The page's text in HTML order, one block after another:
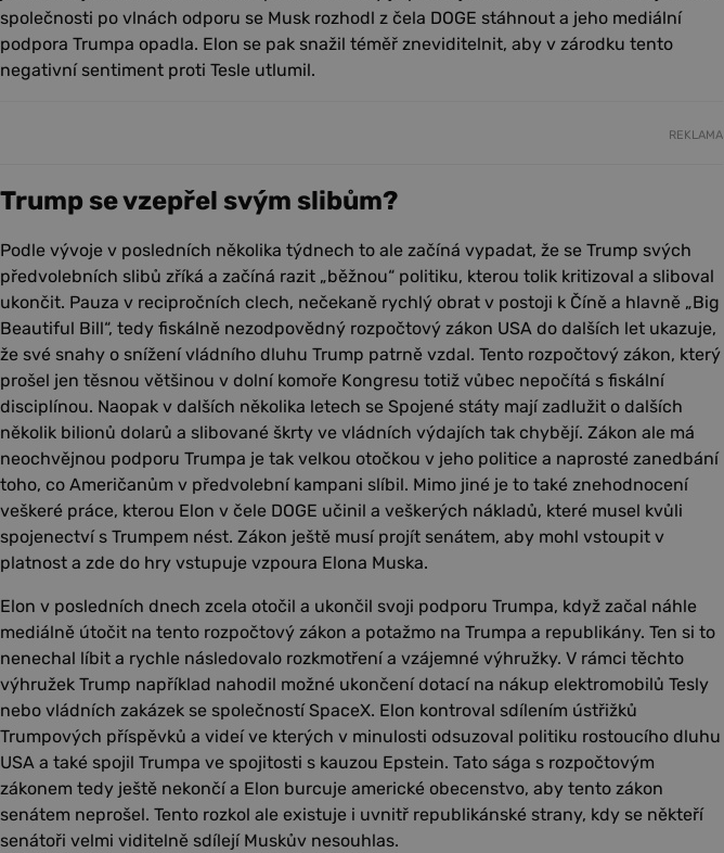
společnosti po vlnách odporu se Musk rozhodl z čela DOGE stáhnout a jeho mediální
podpora Trumpa opadla. Elon se pak snažil téměř zneviditelnit, aby v zárodku tento
negativní sentiment proti Tesle utlumil.
REKLAMA
Trump se vzepřel svým slibům?
Podle vývoje v posledních několika týdnech to ale začíná vypadat, že se Trump svých
předvolebních slibů zříká a začíná razit „běžnou“ politiku, kterou tolik kritizoval a sliboval
ukončit. Pauza v recipročních clech, nečekaně rychlý obrat v postoji k Číně a hlavně „Big
Beautiful Bill“, tedy fiskálně nezodpovědný rozpočtový zákon USA do dalších let ukazuje,
že své snahy o snížení vládního dluhu Trump patrně vzdal. Tento rozpočtový zákon, který
prošel jen těsnou většinou v dolní komoře Kongresu totiž vůbec nepočítá s fiskální
disciplínou. Naopak v dalších několika letech se Spojené státy mají zadlužit o dalších
několik bilionů dolarů a slibované škrty ve vládních výdajích tak chybějí. Zákon ale má
neochvějnou podporu Trumpa je tak velkou otočkou v jeho politice a naprosté zanedbání
toho, co Američanům v předvolební kampani slíbil. Mimo jiné je to také znehodnocení
veškeré práce, kterou Elon v čele DOGE učinil a veškerých nákladů, které musel kvůli
spojenectví s Trumpem nést. Zákon ještě musí projít senátem, aby mohl vstoupit v
platnost a zde do hry vstupuje vzpoura Elona Muska.
Elon v posledních dnech zcela otočil a ukončil svoji podporu Trumpa, když začal náhle
mediálně útočit na tento rozpočtový zákon a potažmo na Trumpa a republikány. Ten si to
nenechal líbit a rychle následovalo rozkmotření a vzájemné výhružky. V rámci těchto
výhružek Trump například nahodil možné ukončení dotací na nákup elektromobilů Tesly
nebo vládních zakázek se společností SpaceX. Elon kontroval sdílením ústřižků
Trumpových příspěvků a videí ve kterých v minulosti odsuzoval politiku rostoucího dluhu
USA a také spojil Trumpa ve spojitosti s kauzou Epstein. Tato sága s rozpočtovým
zákonem tedy ještě nekončí a Elon burcuje americké obecenstvo, aby tento zákon
senátem neprošel. Tento rozkol ale existuje i uvnitř republikánské strany, kdy se někteří
senátoři velmi viditelně sdílejí Muskův nesouhlas.